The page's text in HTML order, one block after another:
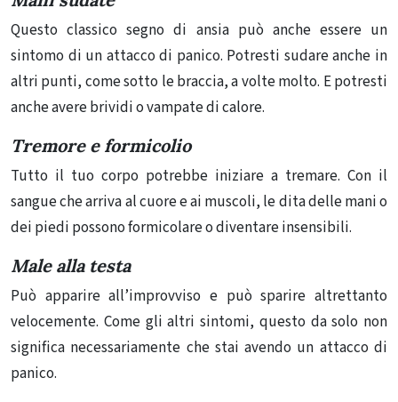
Questo classico segno di ansia può anche essere un
sintomo di un attacco di panico. Potresti sudare anche in
altri punti, come sotto le braccia, a volte molto. E potresti
anche avere brividi o vampate di calore.
Tremore e formicolio
Tutto il tuo corpo potrebbe iniziare a tremare. Con il
sangue che arriva al cuore e ai muscoli, le dita delle mani o
dei piedi possono formicolare o diventare insensibili.
Male alla testa
Può apparire all’improvviso e può sparire altrettanto
velocemente. Come gli altri sintomi, questo da solo non
significa necessariamente che stai avendo un attacco di
panico.